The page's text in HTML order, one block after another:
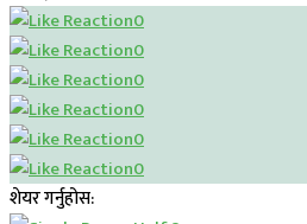
0
0
0
0
0
0
शेयर गर्नुहोस: